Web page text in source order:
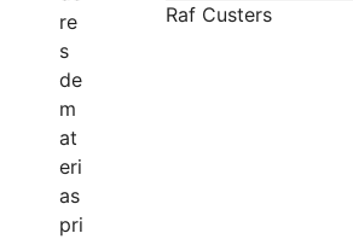
Raf Custers